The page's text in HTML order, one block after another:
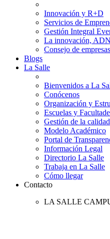
Innovación y R+D
Servicios de
Gestión Integral
La innovación,
Consejo de empresas
Blogs
La Salle
Bienvenidos a La
Conócenos
Organización y
Escuelas y
Gestión de la calidad
Modelo Académico
Portal de
Información Legal
Directorio La Salle
Trabaja en La Salle
Cómo llegar
Contacto
LA SALLE